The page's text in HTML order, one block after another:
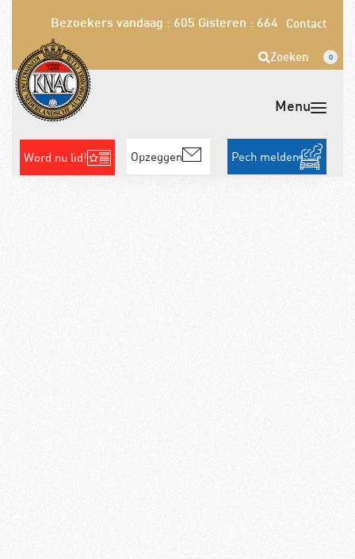
Bezoekers vandaag : 605 Gisteren : 664 Contact
Zoeken 0
Word nu lid! Opzeggen Pech melden